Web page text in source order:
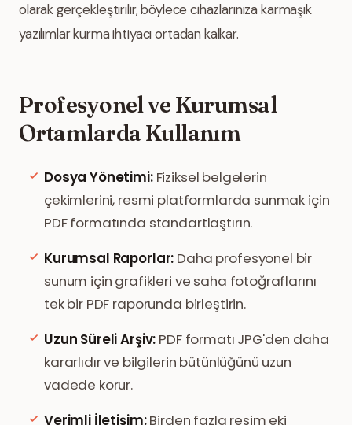
olarak gerçekleştirilir, böylece cihazlarınıza karmaşık
yazılımlar kurma ihtiyacı ortadan kalkar.
Profesyonel ve Kurumsal
Ortamlarda Kullanım
Dosya Yönetimi:Fiziksel belgelerin
çekimlerini, resmi platformlarda sunmak için
PDF formatında standartlaştırın.
Kurumsal Raporlar: Daha profesyonel bir
sunum için grafikleri ve saha fotoğraflarını
tek bir PDF raporunda birleştirin.
Uzun Süreli Arşiv: PDF formatı JPG'den daha
kararlıdır ve bilgilerin bütünlüğünü uzun
vadede korur.
Verimli İletişim:Birden fazla resim eki